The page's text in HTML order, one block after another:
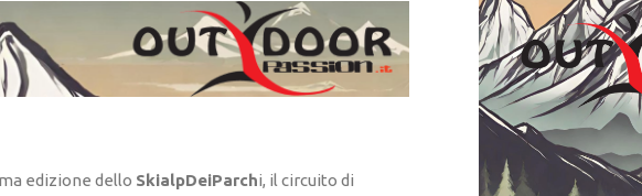
edizione dello SkialpDeiParchi, il circuito di